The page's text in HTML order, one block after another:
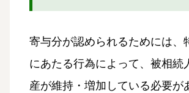
寄与分が認められるためには、
にあたる行為によって、被相続
産が維持・増加している必要が